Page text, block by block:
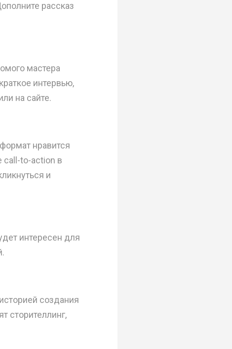
рассказ
мастера
интервью,
на сайте.
нравится
call-to-action в
и
интересен для
создания
сторителлинг,